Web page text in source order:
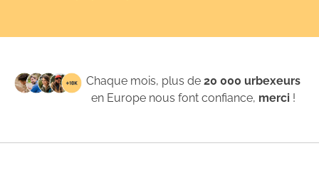
Chaque mois, plus de20 000 urbexeurs
en Europe nous font confiance, merci !